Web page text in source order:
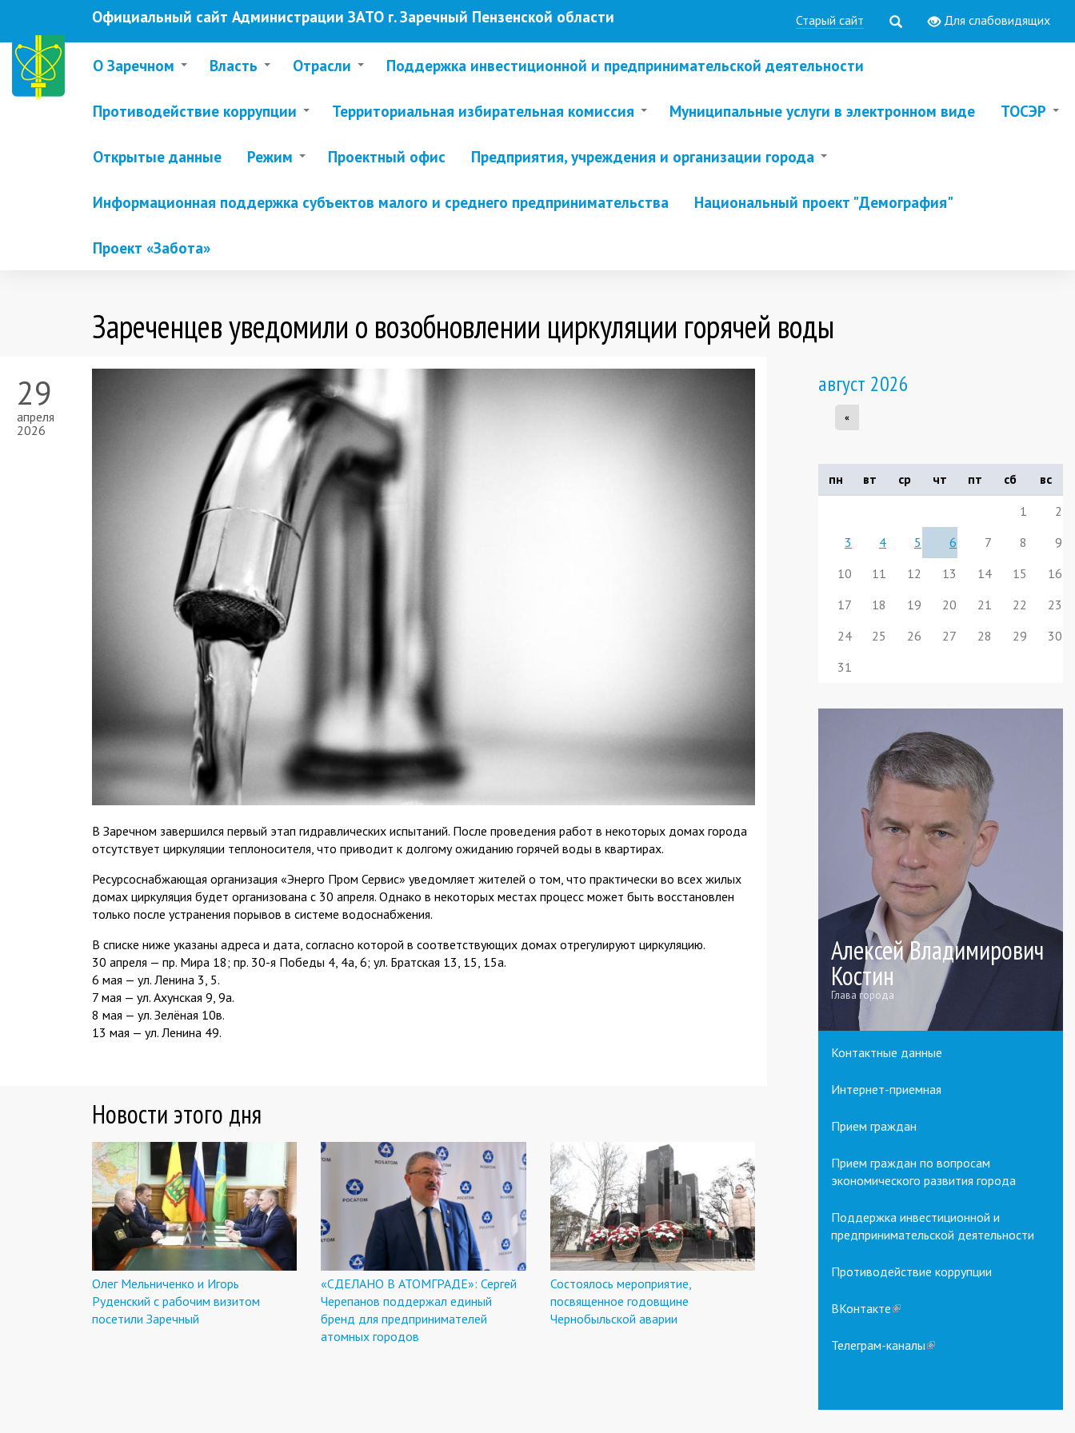
основному
содержанию
Официальный сайт Администрации ЗАТО г. Заречный Пензенской области Старый сайт Для слабовидящих
О Заречном Власть Отрасли Поддержка инвестиционной и предпринимательской деятельности
Противодействие коррупции Территориальная избирательная комиссия Муниципальные услуги в электронном виде ТОСЭР
Открытые данные Режим Проектный офис Предприятия, учреждения и организации города
Информационная поддержка субъектов малого и среднего предпринимательства Национальный проект "Демография"
Проект «Забота»
Зареченцев уведомили о возобновлении циркуляции горячей воды
29
апреля
2026
В Заречном завершился первый этап гидравлических испытаний. После проведения работ в некоторых домах города
отсутствует циркуляции теплоносителя, что приводит к долгому ожиданию горячей воды в квартирах.
Ресурсоснабжающая организация «Энерго Пром Сервис» уведомляет жителей о том, что практически во всех жилых
домах циркуляция будет организована с 30 апреля. Однако в некоторых местах процесс может быть восстановлен
только после устранения порывов в системе водоснабжения.
В списке ниже указаны адреса и дата, согласно которой в соответствующих домах отрегулируют циркуляцию.
30 апреля — пр. Мира 18; пр. 30-я Победы 4, 4а, 6; ул. Братская 13, 15, 15а.
6 мая — ул. Ленина 3, 5.
7 мая — ул. Ахунская 9, 9а.
8 мая — ул. Зелёная 10в.
13 мая — ул. Ленина 49.
Новости этого дня
Олег Мельниченко и Игорь
Руденский с рабочим визитом
посетили Заречный
«СДЕЛАНО В АТОМГРАДЕ»: Сергей
Черепанов поддержал единый
бренд для предпринимателей
атомных городов
Состоялось мероприятие,
посвященное годовщине
Чернобыльской аварии
август 2026
«
пн вт ср чт пт сб
вс
1
2
3
4 5 6 7 8
9
10
11 12 13 14 15
16
17
18 19 20 21 22
23
24
25 26 27 28 29
30
31
Алексей Владимирович
Костин
Глава города
Контактные данные
Интернет-приемная
Прием граждан
Прием граждан по вопросам
экономического развития города
Поддержка инвестиционной и
предпринимательской деятельности
Противодействие коррупции
ВКонтакте(link
external)
Телеграм-каналы(link